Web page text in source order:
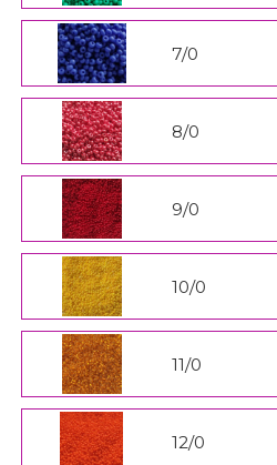
7/0
8/0
9/0
10/0
11/0
12/0